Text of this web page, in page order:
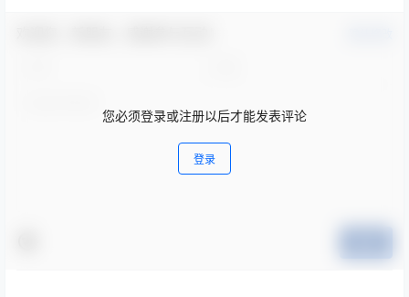
您必须登录或注册以后才能发表评论
登录